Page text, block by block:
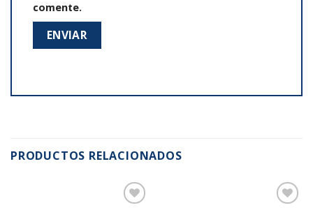
comente.
PRODUCTOS RELACIONADOS